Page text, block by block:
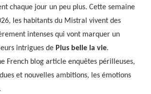
chaque jour un peu plus. Cette semaine
les habitants du Mistral vivent des
intenses qui vont marquer un
intrigues de Plus belle la vie.
French blog article enquêtes périlleuses,
et nouvelles ambitions, les émotions